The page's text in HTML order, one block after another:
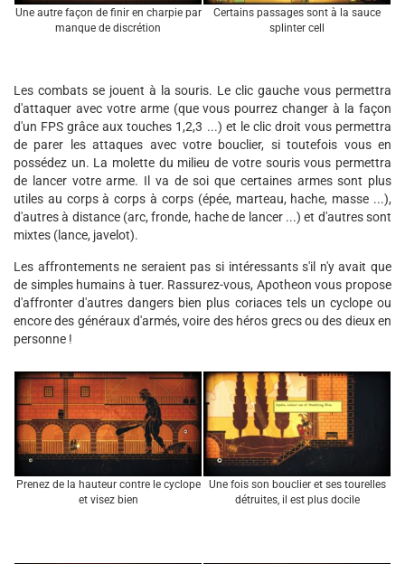
Une autre façon de finir en charpie par
manque de discrétion
Certains passages sont à la sauce
splinter cell
Les combats se jouent à la souris. Le clic gauche vous permettra
d'attaquer avec votre arme (que vous pourrez changer à la façon
d'un FPS grâce aux touches 1,2,3 ...) et le clic droit vous permettra
de parer les attaques avec votre bouclier, si toutefois vous en
possédez un. La molette du milieu de votre souris vous permettra
de lancer votre arme. Il va de soi que certaines armes sont plus
utiles au corps à corps à corps (épée, marteau, hache, masse ...),
d'autres à distance (arc, fronde, hache de lancer ...) et d'autres sont
mixtes (lance, javelot).
Les affrontements ne seraient pas si intéressants s'il n'y avait que
de simples humains à tuer. Rassurez-vous, Apotheon vous propose
d'affronter d'autres dangers bien plus coriaces tels un cyclope ou
encore des généraux d'armés, voire des héros grecs ou des dieux en
personne !
Prenez de la hauteur contre le cyclope
et visez bien
Une fois son bouclier et ses tourelles
détruites, il est plus docile